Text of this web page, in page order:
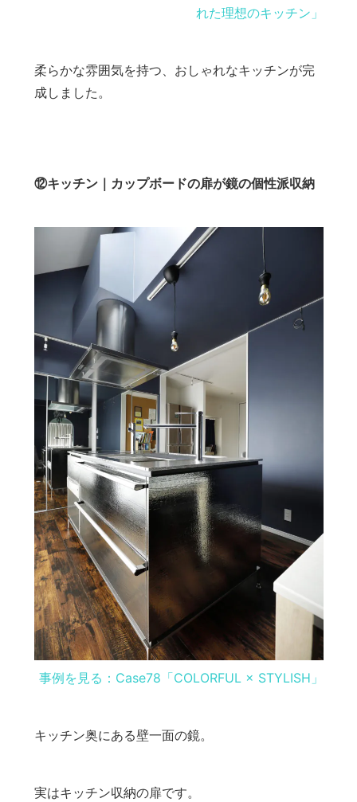
れた理想のキッチン」
柔らかな雰囲気を持つ、おしゃれなキッチンが完
成しました。
⑫キッチン｜カップボードの扉が鏡の個性派収納
事例を見る：Case78「COLORFUL × STYLISH」
キッチン奥にある壁一面の鏡。
実はキッチン収納の扉です。